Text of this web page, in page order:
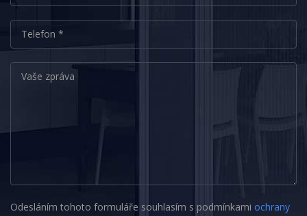
Odesláním tohoto formuláře souhlasím s podmínkami ochrany